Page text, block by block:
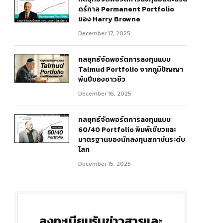
ดร์กาล Permanent Portfolio
ของ Harry Browne
December 17, 2025
กลยุทธ์จัดพอร์ตการลงทุนแบบ
Talmud Portfolio จากภูมิปัญญา
พันปีของชาวยิว
December 16, 2025
กลยุทธ์จัดพอร์ตการลงทุนแบบ
60/40 Portfolio พิมพ์เขียวและ
มาตรฐานของนักลงทุนสถาบันระดับ
โลก
December 15, 2025